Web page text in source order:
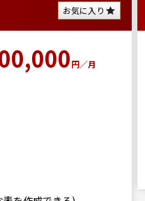
お気に入り
円／月